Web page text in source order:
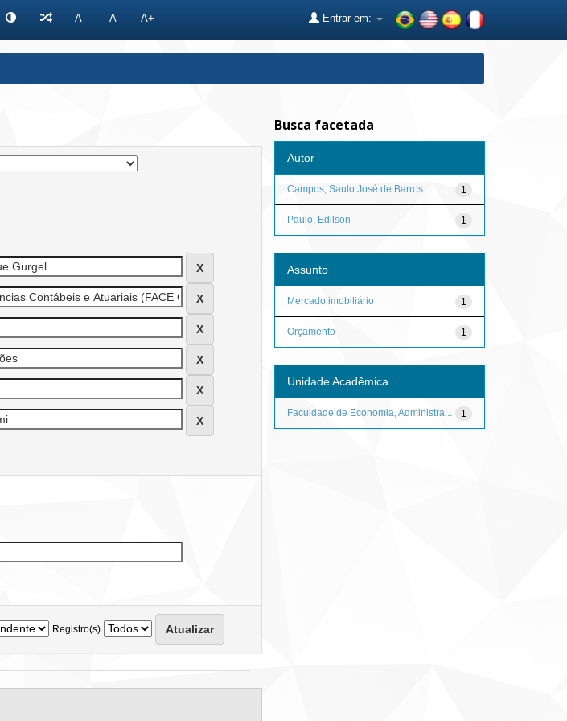
A- A A+ Entrar em:
Registro(s)
Busca facetada
Autor
1
Campos, Saulo José de Barros
1
Paulo, Edilson
Assunto
1
Mercado imobiliário
1
Orçamento
Unidade Acadêmica
1
Faculdade de Economia, Administra...